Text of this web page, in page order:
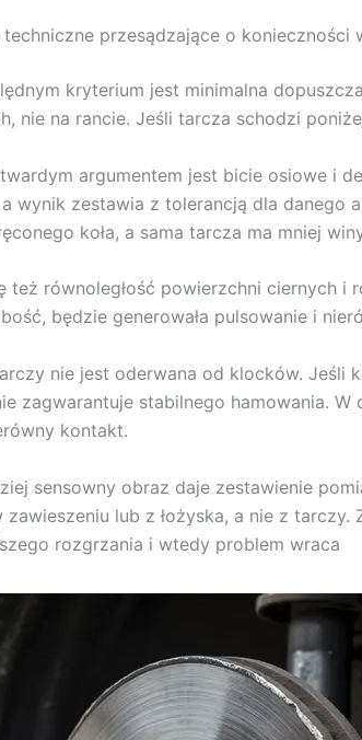
techniczne przesądzające o konieczności
kryterium jest minimalna
nie na rancie. Jeśli tarcza schodzi
argumentem jest bicie osiowe i
wynik zestawia z tolerancją dla danego
koła, a sama tarcza ma mniej
też równoległość powierzchni ciernych i
będzie generowała pulsowanie i
nie jest oderwana od klocków. Jeśli
zagwarantuje stabilnego hamowania.
kontakt.
sensowny obraz daje zestawienie
zawieszeniu lub z łożyska, a nie z
rozgrzania i wtedy problem wraca